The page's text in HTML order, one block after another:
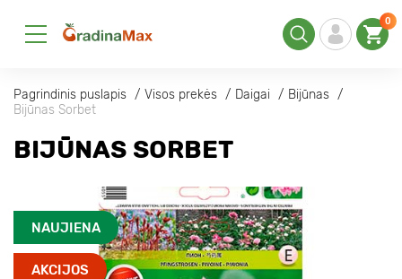
0
Pagrindinis puslapis Visos prekės Daigai
Bijūnas
Bijūnas Sorbet
BIJŪNAS SORBET
NAUJIENA
AKCIJOS